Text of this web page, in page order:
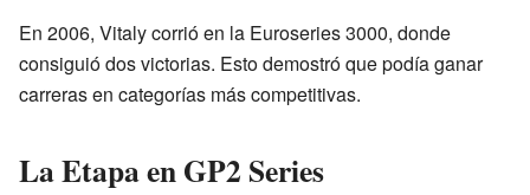
En 2006, Vitaly corrió en la Euroseries 3000, donde
consiguió dos victorias. Esto demostró que podía ganar
carreras en categorías más competitivas.
La Etapa en GP2 Series